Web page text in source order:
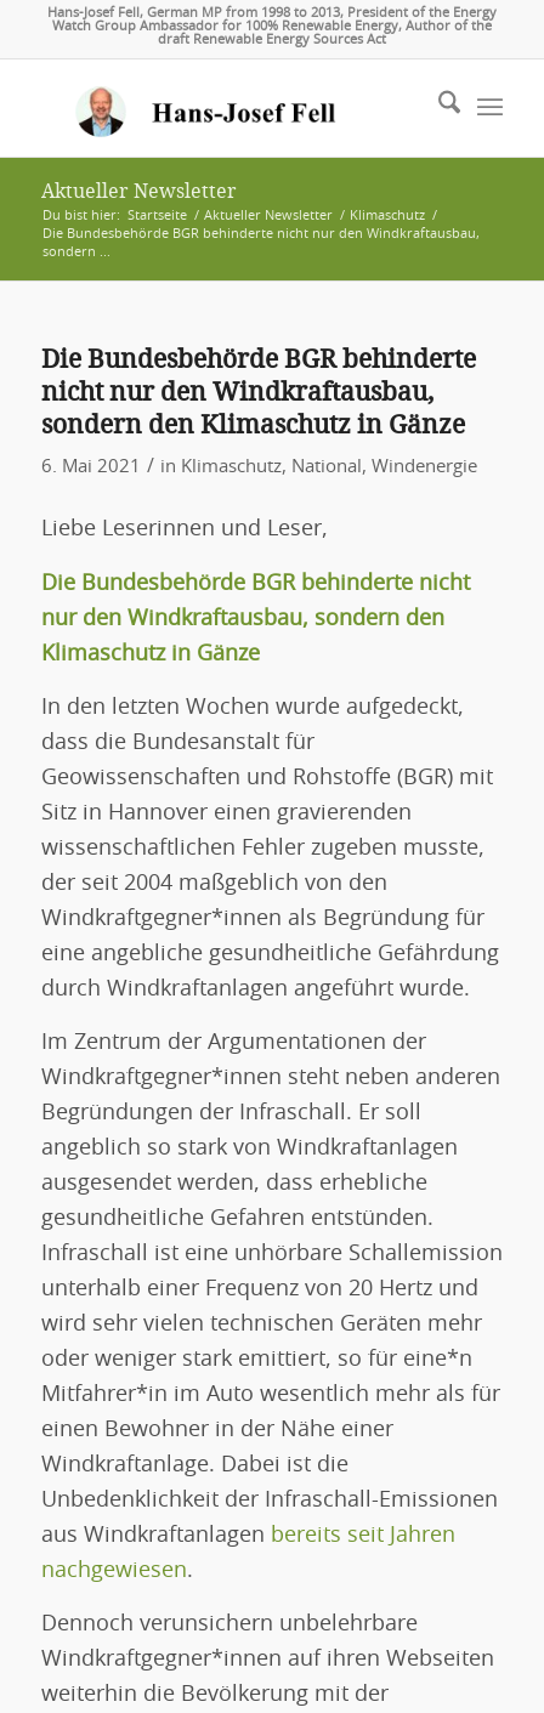
Hans-Josef Fell, German MP from 1998 to 2013, President of the Energy
Watch Group Ambassador for 100% Renewable Energy, Author of the
draft Renewable Energy Sources Act
Aktueller Newsletter
Du bist hier: Startseite / Aktueller Newsletter / Klimaschutz /
Die Bundesbehörde BGR behinderte nicht nur den Windkraftausbau,
sondern ...
Die Bundesbehörde BGR behinderte
nicht nur den Windkraftausbau,
sondern den Klimaschutz in Gänze
6. Mai 2021 / in Klimaschutz, National , Windenergie
Liebe Leserinnen und Leser,
Die Bundesbehörde BGR behinderte nicht
nur den Windkraftausbau, sondern den
Klimaschutz in Gänze
In den letzten Wochen wurde aufgedeckt,
dass die Bundesanstalt für
Geowissenschaften und Rohstoffe (BGR) mit
Sitz in Hannover einen gravierenden
wissenschaftlichen Fehler zugeben musste,
der seit 2004 maßgeblich von den
Windkraftgegner*innen als Begründung für
eine angebliche gesundheitliche Gefährdung
durch Windkraftanlagen angeführt wurde.
Im Zentrum der Argumentationen der
Windkraftgegner*innen steht neben anderen
Begründungen der Infraschall. Er soll
angeblich so stark von Windkraftanlagen
ausgesendet werden, dass erhebliche
gesundheitliche Gefahren entstünden.
Infraschall ist eine unhörbare Schallemission
unterhalb einer Frequenz von 20 Hertz und
wird sehr vielen technischen Geräten mehr
oder weniger stark emittiert, so für eine*n
Mitfahrer*in im Auto wesentlich mehr als für
einen Bewohner in der Nähe einer
Windkraftanlage. Dabei ist die
Unbedenklichkeit der Infraschall-Emissionen
aus Windkraftanlagen bereits seit Jahren
nachgewiesen.
Dennoch verunsichern unbelehrbare
Windkraftgegner*innen auf ihren Webseiten
weiterhin die Bevölkerung mit der